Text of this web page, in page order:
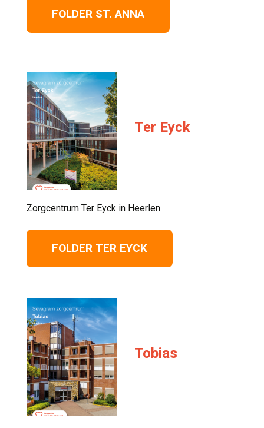
FOLDER ST. ANNA
Ter Eyck
Zorgcentrum Ter Eyck in Heerlen
FOLDER TER EYCK
Tobias